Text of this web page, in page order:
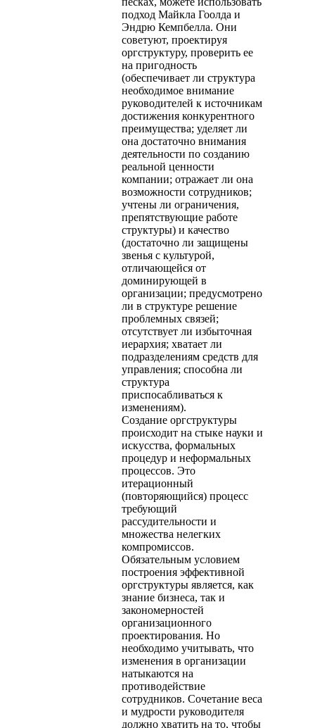
подход Майкла Гоолда и
Эндрю Кемпбелла. Они
советуют, проектируя
оргструктуру, проверить ее
на пригодность
(обеспечивает ли структура
необходимое внимание
руководителей к источникам
достижения конкурентного
преимущества; уделяет ли
она достаточно внимания
деятельности по созданию
реальной ценности
компании; отражает ли она
возможности сотрудников;
учтены ли ограничения,
препятствующие работе
структуры) и качество
(достаточно ли защищены
звенья с культурой,
отличающейся от
доминирующей в
организации; предусмотрено
ли в структуре решение
проблемных связей;
отсутствует ли избыточная
иерархия; хватает ли
подразделениям средств для
управления; способна ли
структура
приспосабливаться к
изменениям).
Создание оргструктуры
происходит на стыке науки и
искусства, формальных
процедур и неформальных
процессов. Это
итерационный
(повторяющийся) процесс
требующий
рассудительности и
множества нелегких
компромиссов.
Обязательным условием
построения эффективной
оргструктуры является, как
знание бизнеса, так и
закономерностей
организационного
проектирования. Но
необходимо учитывать, что
изменения в организации
натыкаются на
противодействие
сотрудников. Сочетание веса
и мудрости руководителя
должно хватить на то, чтобы